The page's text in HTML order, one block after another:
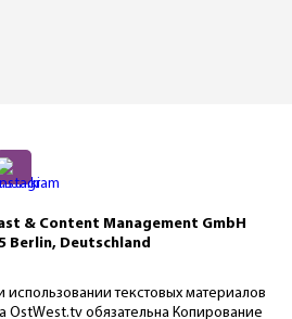
& Content Management GmbH
Berlin, Deutschland
текстовых материалов
OstWest.tv обязательна Копирование